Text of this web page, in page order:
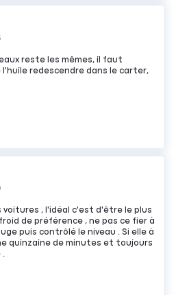
reste les mêmes, il faut
redescendre dans le carter,
voitures , l'idéal c'est d'être le plus
de préférence , ne pas ce fier à
puis contrôlé le niveau . Si elle à
quinzaine de minutes et toujours
.